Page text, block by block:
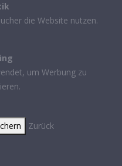
die Website nutzen.
um Werbung zu
Zurück